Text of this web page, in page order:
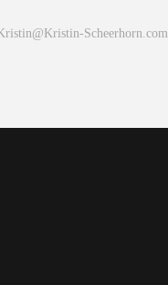
Scheerhorn.com